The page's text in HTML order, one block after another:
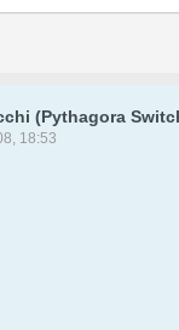
(Pythagora
18:53